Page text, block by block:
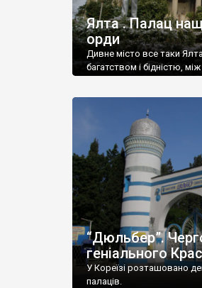
Ялта . Палац
орди
Дивне місто все таки
багатством і бідністю,
“Дюльбер”.
геніального
У Кореїзі розташовано
палаців.